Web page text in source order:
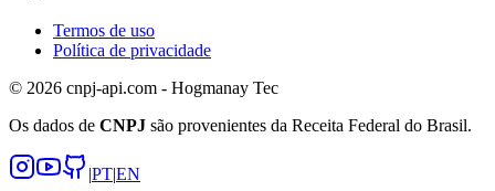
Termos de uso
Política de privacidade
© 2026 cnpj-api.com - Hogmanay Tec
Os dados de CNPJ são provenientes da Receita Federal do Brasil.
|PT|EN